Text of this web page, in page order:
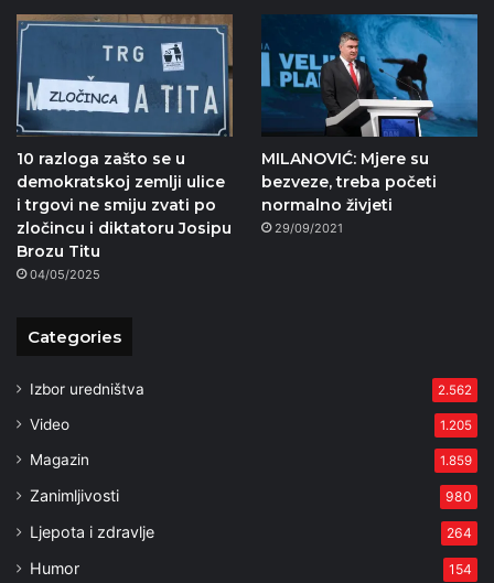
10 razloga zašto se u
demokratskoj zemlji ulice
i trgovi ne smiju zvati po
zločincu i diktatoru Josipu
Brozu Titu
04/05/2025
MILANOVIĆ: Mjere su
bezveze, treba početi
normalno živjeti
29/09/2021
Categories
Izbor uredništva 2.562
Video 1.205
Magazin 1.859
Zanimljivosti 980
Ljepota i zdravlje 264
Humor 154